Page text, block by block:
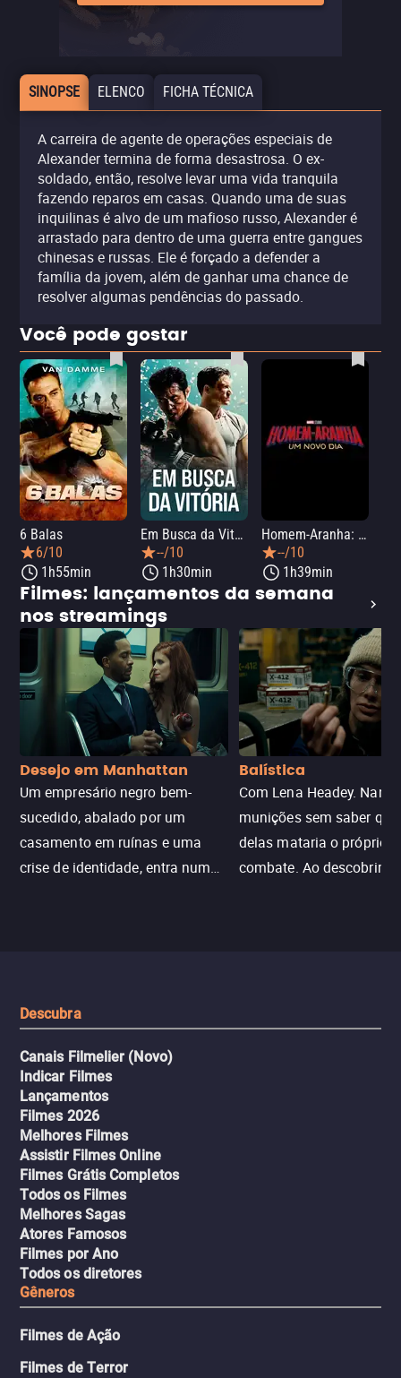
SINOPSE ELENCO FICHA TÉCNICA
A carreira de agente de operações especiais de
Alexander termina de forma desastrosa. O ex-
soldado, então, resolve levar uma vida tranquila
fazendo reparos em casas. Quando uma de suas
inquilinas é alvo de um mafioso russo, Alexander é
arrastado para dentro de uma guerra entre gangues
chinesas e russas. Ele é forçado a defender a
família da jovem, além de ganhar uma chance de
resolver algumas pendências do passado.
Você pode gostar
6 Balas
6/10
1h55min
Em Busca da Vitória
--/10
1h30min
Homem-Aranha: Um Novo Dia
--/10
1h39min
Filmes: lançamentos da semana
nos streamings
Desejo em Manhattan
Um empresário negro bem-
sucedido, abalado por um
casamento em ruínas e uma
crise de identidade, entra num
Balística
Com Lena Headey.
munições sem saber
delas mataria o próprio
combate. Ao descobrir a
Descubra
Canais Filmelier (Novo)
Indicar Filmes
Lançamentos
Filmes 2026
Melhores Filmes
Assistir Filmes Online
Filmes Grátis Completos
Todos os Filmes
Melhores Sagas
Atores Famosos
Filmes por Ano
Todos os diretores
Gêneros
Filmes de Ação
Filmes de Terror